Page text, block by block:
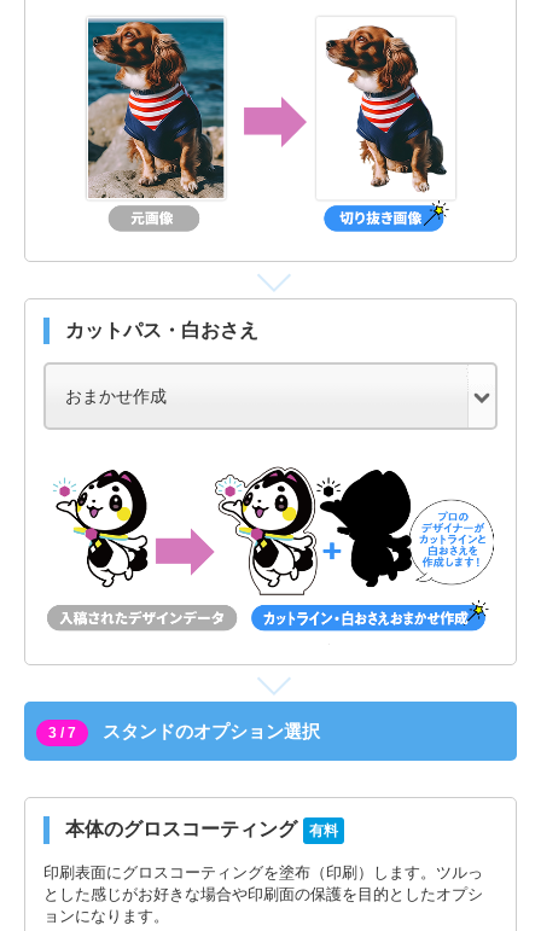
カットパス・白おさえ
3 / 7 スタンドのオプション選択
本体のグロスコーティング 有料
印刷表面にグロスコーティングを塗布（印刷）します。ツルっ
とした感じがお好きな場合や印刷面の保護を目的としたオプシ
ョンになります。